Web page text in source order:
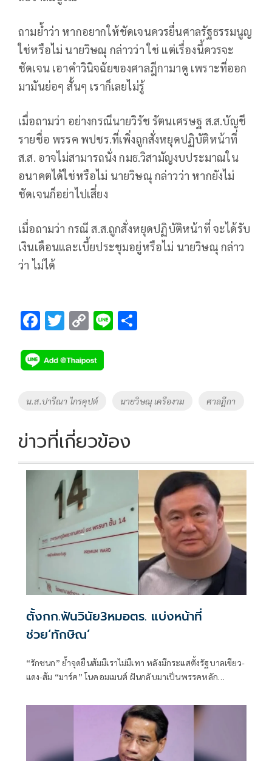
ถามย้ำว่า หากอยากให้ชัดเจนควรยื่นศาลรัฐธรรมนูญ
ใช่หรือไม่ นายวิษณุ กล่าวว่า ใช่ แต่เรื่องนี้ควรจะ
ชัดเจน เอาคำวินิจฉัยของศาลฎีกามาดู เพราะที่ออก
มามันย่อๆ สั้นๆ เราก็เลยไม่รู้
เมื่อถามว่า อย่างกรณีนายวิรัช รัตนเศรษฐ ส.ส.บัญชี
รายชื่อ พรรค พปชร.ที่เพิ่งถูกสั่งหยุดปฏิบัติหน้าที่
ส.ส. อาจไม่สามารถนั่ง กมธ.วิสามัญงบประมาณใน
อนาคตได้ใช่หรือไม่ นายวิษณุ กล่าวว่า หากยังไม่
ชัดเจนก็อย่าไปเสี่ยง
เมื่อถามว่า กรณี ส.ส.ถูกสั่งหยุดปฏิบัติหน้าที่ จะได้รับ
เงินเดือนและเบี้ยประชุมอยู่หรือไม่ นายวิษณุ กล่าว
ว่า ไม่ได้
F
e
b
o
k
T
tt
er
C
p
y
Li
k
Li
Tags
น.ส.ปารีณา ไกรคุปต์ นายวิษณุ เครืองาม ศาลฎีกา
ข่าวที่เกี่ยวข้อง
ตั้งกก.ฟันวินัย3หมอตร. แบ่งหน้าที่
ช่วย‘ทักษิณ’
“รักชนก” ย้ำจุดยืนส้มมีเราไม่มีเทา หลังมีกระแสตั้งรัฐบาลเขียว-
แดง-ส้ม “มาร์ค” โนคอมเมนต์ ฝันกลับมาเป็นพรรคหลัก